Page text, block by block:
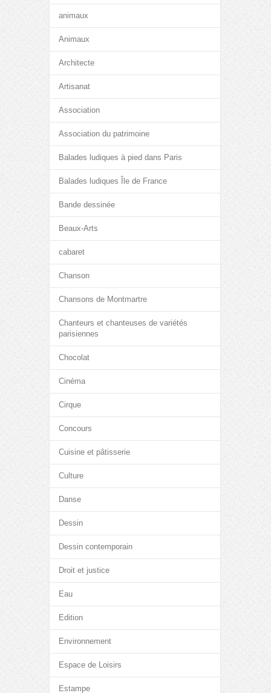
animaux
Animaux
Architecte
Artisanat
Association
Association du patrimoine
Balades ludiques à pied dans Paris
Balades ludiques Île de France
Bande dessinée
Beaux-Arts
cabaret
Chanson
Chansons de Montmartre
Chanteurs et chanteuses de variétés
parisiennes
Chocolat
Cinéma
Cirque
Concours
Cuisine et pâtisserie
Culture
Danse
Dessin
Dessin contemporain
Droit et justice
Eau
Edition
Environnement
Espace de Loisirs
Estampe